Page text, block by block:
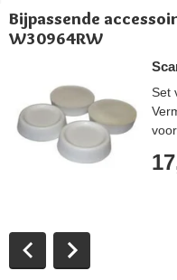
Bijpassende
W30964RW
Set